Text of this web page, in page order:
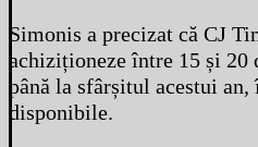
Simonis a precizat că CJ
achiziționeze între 15 și 20
până la sfârșitul acestui
disponibile.